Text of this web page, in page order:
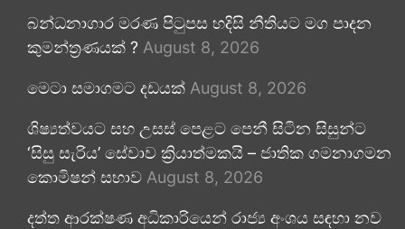
බන්ධනාගාර මරණ පිටුපස හදිසි නීතියට මග පාදන
කුමන්ත්‍රණයක් ? August 8, 2026
මෙටා සමාගමට දඩයක් August 8, 2026
ශිෂ්‍යත්වයට සහ උසස් පෙළට පෙනී සිටින සිසුන්ට
‘සිසු සැරිය’ සේවාව ක්‍රියාත්මකයි – ජාතික ගමනාගමන
කොමිෂන් සභාව August 8, 2026
දත්ත ආරක්ෂණ අධිකාරියෙන් රාජ්‍ය අංශය සඳහා නව